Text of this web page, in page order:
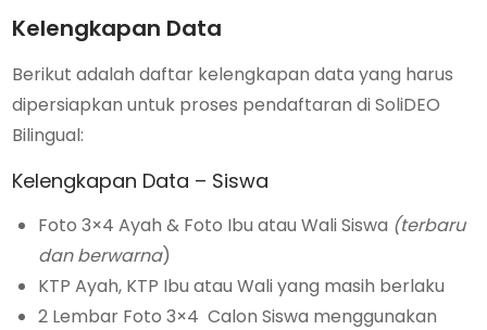
Kelengkapan Data
Berikut adalah daftar kelengkapan data yang harus
dipersiapkan untuk proses pendaftaran di SoliDEO
Bilingual:
Kelengkapan Data – Siswa
Foto 3×4 Ayah & Foto Ibu atau Wali Siswa (terbaru
dan berwarna)
KTP Ayah, KTP Ibu atau Wali yang masih berlaku
2 Lembar Foto 3×4 Calon Siswa menggunakan